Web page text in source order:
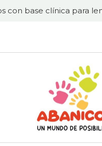
con base clínica para